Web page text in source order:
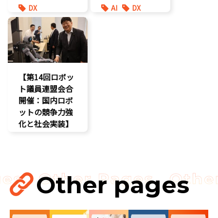
DX
報道記事
環境部会
防災
AI
DX
【第14回ロボッ
ト議員連盟会合
開催：国内ロボ
ットの競争力強
化と社会実装】
Other pages